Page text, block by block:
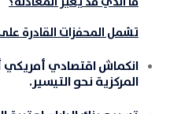
تشمل المحفزات القادرة
انكماش اقتصادي أمريكي
المركزية نحو التيسير.